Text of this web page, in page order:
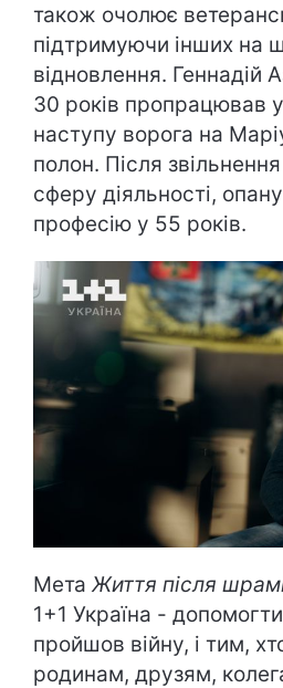
також очолює
підтримуючи інших на
відновлення. Геннадій
30 років пропрацював у
наступу ворога на
полон. Після
сферу діяльності,
професію у 55 років.
Мета Життя після
1+1 Україна -
пройшов війну, і тим,
родинам, друзям,